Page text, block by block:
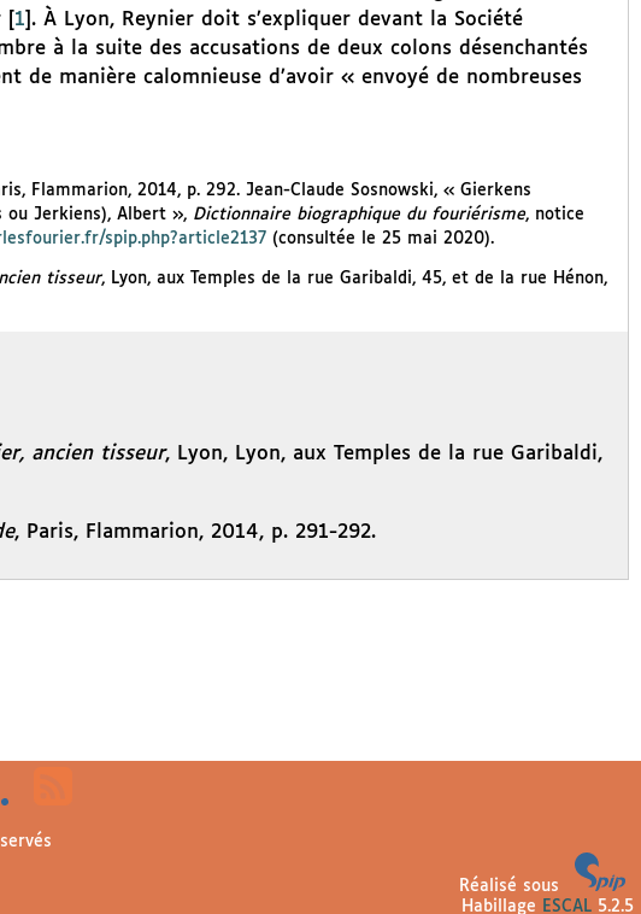
[ 1 . À Lyon, Reynier doit s’expliquer devant la Société
à la suite des accusations de deux colons désenchantés
de manière calomnieuse d’avoir « envoyé de nombreuses
Flammarion, 2014, p. 292. Jean-Claude Sosnowski, « Gierkens
ou Jerkiens), Albert », Dictionnaire biographique du fouriérisme, notice
spip.php?article2137(consultée le 25 mai 2020).
tisseur, Lyon, aux Temples de la rue Garibaldi, 45, et de la rue Hénon,
ancien tisseur, Lyon, Lyon, aux Temples de la rue Garibaldi,
, Paris, Flammarion, 2014, p. 291-292.
Réalisé sous
Habillage
ESCAL5.2.5